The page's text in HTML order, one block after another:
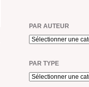
PAR AUTEUR
PAR TYPE